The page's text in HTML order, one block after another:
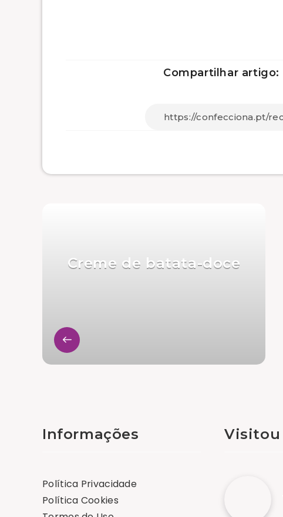
Compartilhar artigo:
Creme de batata-doce
Informações
Política Privacidade
Política Cookies
Visitou